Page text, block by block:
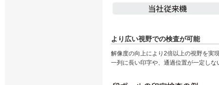
より広い視野での検査が可能
解像度の向上により2倍以上の視野を実
一列に長い印字や、通過位置が一定し